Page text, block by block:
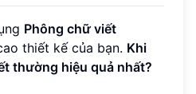
Phông chữ viết
thiết kế của bạn. Khi
thường hiệu quả nhất?